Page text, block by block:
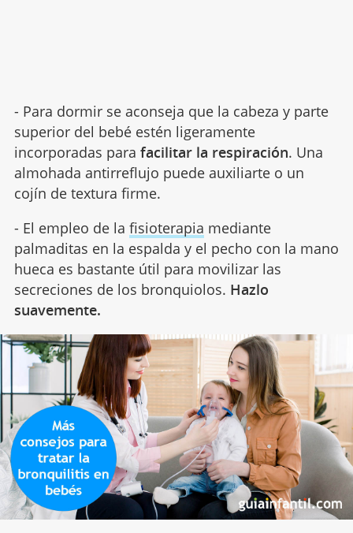
- Para dormir se aconseja que la cabeza y parte
superior del bebé estén ligeramente
incorporadas para facilitar la respiración. Una
almohada antirreflujo puede auxiliarte o un
cojín de textura firme.
- El empleo de la fisioterapia mediante
palmaditas en la espalda y el pecho con la mano
hueca es bastante útil para movilizar las
secreciones de los bronquiolos. Hazlo
suavemente.